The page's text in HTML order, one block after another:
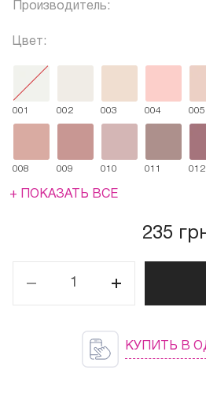
Производитель:
Цвет:
001 002 003 004 005
008 009 010 011 012
+ ПОКАЗАТЬ ВСЕ
235
КУПИТЬ В